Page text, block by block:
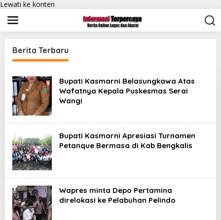
Lewati ke konten
Berita Terbaru
n
f
o
r
m
T
e
r
p
e
r
c
a
y
a
Bupati Kasmarni Belasungkawa Atas
Wafatnya Kepala Puskesmas Serai
Wangi
Bupati Kasmarni Apresiasi Turnamen
Petanque Bermasa di Kab Bengkalis
Wapres minta Depo Pertamina
direlokasi ke Pelabuhan Pelindo